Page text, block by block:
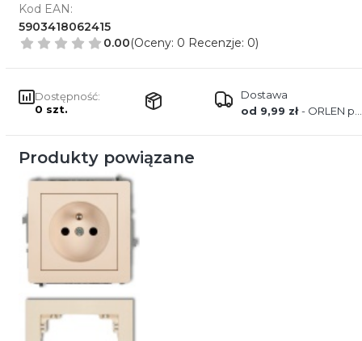
Kod EAN:
5903418062415
0.00(Oceny: 0 Recenzje: 0)
Dostępność:
0 szt.
Dostawa
od 9,99 zł- ORLEN paczka
Produkty powiązane